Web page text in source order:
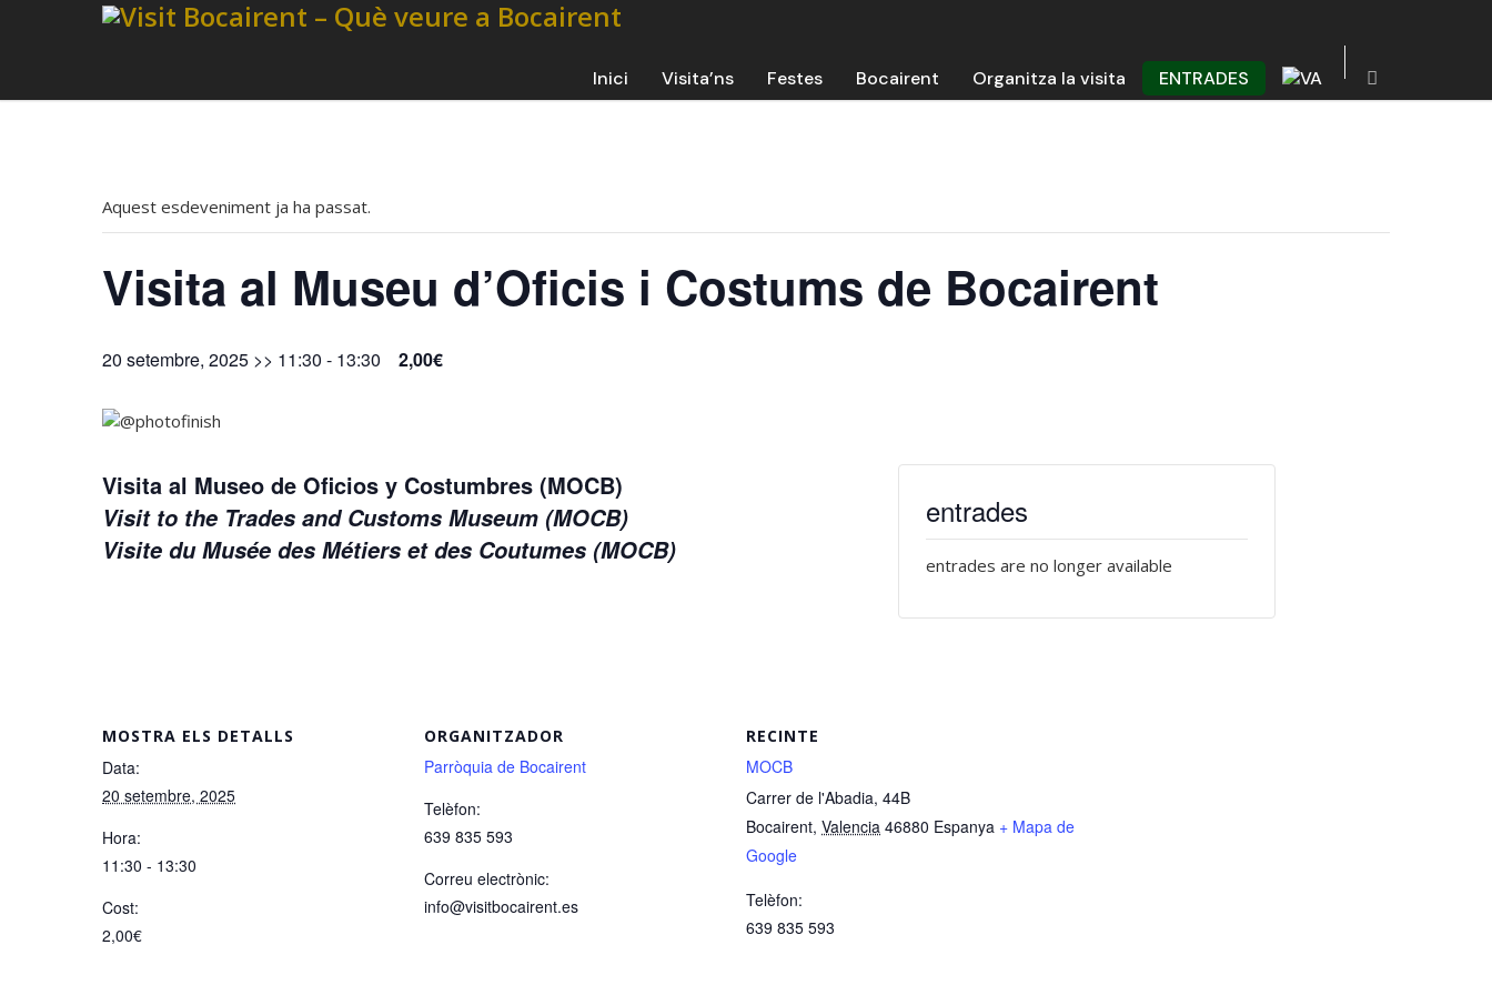
Inici Visita’ns Festes Bocairent Organitza la visita ENTRADES
Aquest esdeveniment ja ha passat.
Visita al Museu d’Oficis i Costums de Bocairent
20 setembre, 2025 >> 11:30 - 13:30 2,00€
Visita al Museo de Oficios y Costumbres (MOCB)
Visit to the Trades and Customs Museum (MOCB)
Visite du Musée des Métiers et des Coutumes (MOCB)
MOSTRA ELS DETALLS
Data:
20 setembre, 2025
Hora:
11:30 - 13:30
Cost:
2,00€
ORGANITZADOR
Parròquia de Bocairent
Telèfon:
639 835 593
Correu electrònic:
info@visitbocairent.es
RECINTE
MOCB
Carrer de l'Abadia, 44B
Bocairent, Valencia 46880 Espanya + Mapa de
Google
Telèfon:
639 835 593
entrades
entrades are no longer available